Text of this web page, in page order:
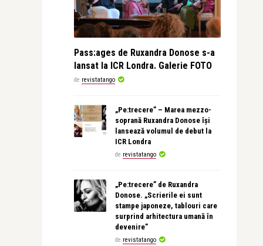
Pass:ages de Ruxandra Donose s-a
lansat la ICR Londra. Galerie FOTO
de revistatango
„Pe:trecere” – Marea mezzo-
soprană Ruxandra Donose își
lansează volumul de debut la
ICR Londra
de revistatango
„Pe:trecere” de Ruxandra
Donose. „Scrierile ei sunt
stampe japoneze, tablouri care
surprind arhitectura umană în
devenire”
de revistatango